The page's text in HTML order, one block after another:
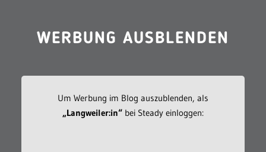
WERBUNG AUSBLENDEN
Um Werbung im Blog auszublenden, als
„Langweiler:in“bei Steady einloggen: